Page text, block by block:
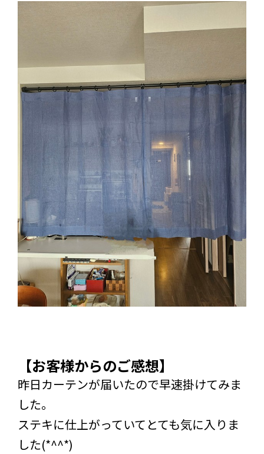
【お客様からのご感想】
昨日カーテンが届いたので早速掛けてみま
した。
ステキに仕上がっていてとても気に入りま
した(*^^*)